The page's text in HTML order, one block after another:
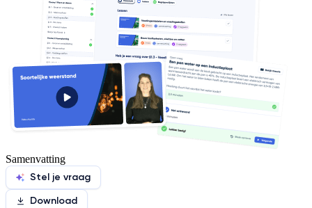
Samenvatting
Stel je vraag
Download